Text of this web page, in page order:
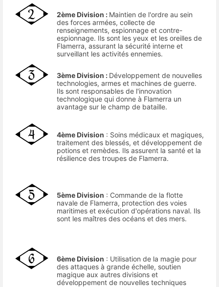
2ème Division : Maintien de l'ordre au sein
des forces armées, collecte de
renseignements, espionnage et contre-
espionnage. Ils sont les yeux et les oreilles de
Flamerra, assurant la sécurité interne et
surveillant les activités ennemies.
3ème Division : Développement de nouvelles
technologies, armes et machines de guerre.
Ils sont responsables de l'innovation
technologique qui donne à Flamerra un
avantage sur le champ de bataille.
4ème Division : Soins médicaux et magiques,
traitement des blessés, et développement de
potions et remèdes. Ils assurent la santé et la
résilience des troupes de Flamerra.
5ème Division : Commande de la flotte
navale de Flamerra, protection des voies
maritimes et exécution d'opérations naval. Ils
sont les maîtres des océans et des mers.
6ème Division : Utilisation de la magie pour
des attaques à grande échelle, soutien
magique aux autres divisions et
développement de nouvelles techniques